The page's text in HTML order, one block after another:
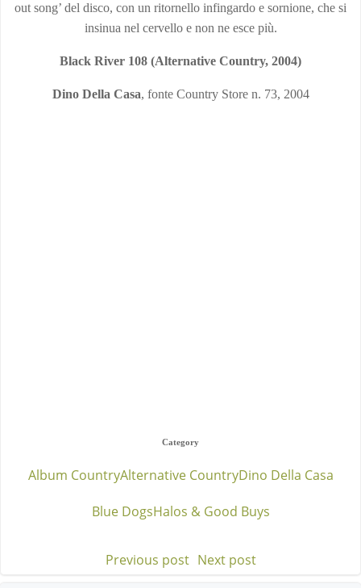
out song’ del disco, con un ritornello infingardo e sornione, che si
insinua nel cervello e non ne esce più.
Black River 108 (Alternative Country, 2004)
Dino Della Casa, fonte Country Store n. 73, 2004
Category
Album CountryAlternative CountryDino Della Casa
Blue DogsHalos & Good Buys
Post
Previous post Post
Next post